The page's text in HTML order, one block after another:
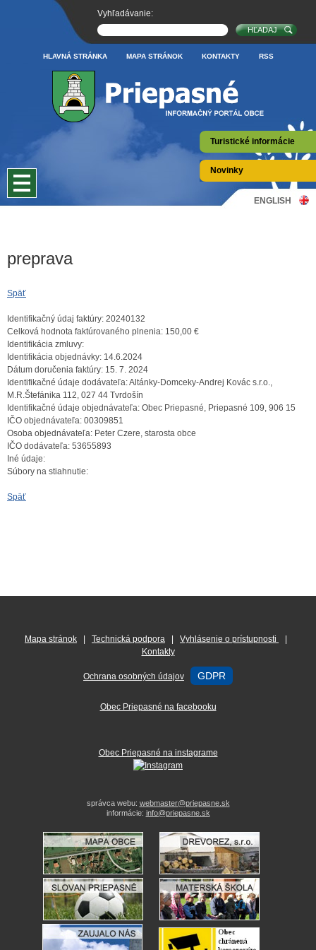
Turistické informácie
Novinky
HLAVNÁ STRÁNKA MAPA STRÁNOK KONTAKTY RSS
Vyhľadávanie:
ENGLISH
preprava
Späť
Identifikačný údaj faktúry: 20240132
Celková hodnota faktúrovaného plnenia: 150,00 €
Identifikácia zmluvy:
Identifikácia objednávky: 14.6.2024
Dátum doručenia faktúry: 15. 7. 2024
Identifikačné údaje dodávateľa:Altánky-Domceky-Andrej Kovác s.r.o.,
M.R.Štefánika 112, 027 44 Tvrdošín
Identifikačné údaje objednávateľa: Obec Priepasné, Priepasné 109, 906 15
IČO objednávateľa: 00309851
Osoba objednávateľa: Peter Czere, starosta obce
IČO dodávateľa: 53655893
Iné údaje:
Súbory na stiahnutie:
Späť
Mapa stránok Technická podpora Vyhlásenie o prístupnosti
Kontakty
Ochrana osobných údajov GDPR
Obec Priepasné na facebooku
Obec Priepasné na instagrame
správca webu: webmaster@priepasne.sk
informácie: info@priepasne.sk